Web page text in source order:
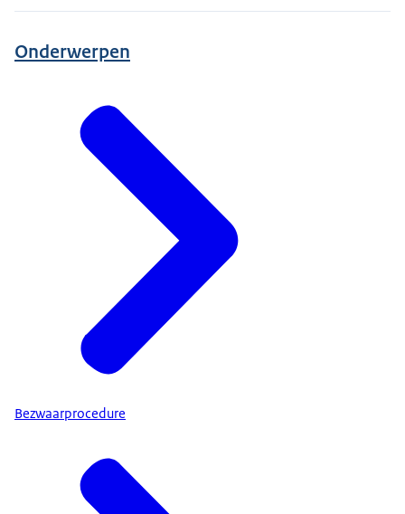
Onderwerpen
Bezwaarprocedure